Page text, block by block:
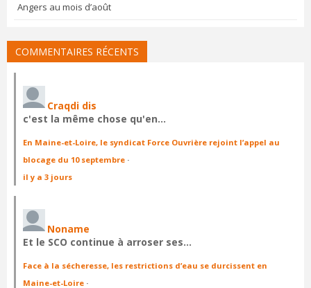
Angers au mois d’août
COMMENTAIRES RÉCENTS
Craqdi dis
c'est la même chose qu'en…
En Maine-et-Loire, le syndicat Force Ouvrière rejoint l’appel au
blocage du 10 septembre ·
il y a 3 jours
Noname
Et le SCO continue à arroser ses…
Face à la sécheresse, les restrictions d’eau se durcissent en
Maine-et-Loire ·